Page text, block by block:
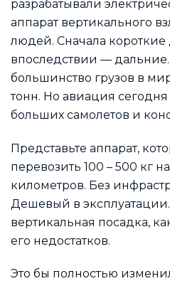
разрабатывали
аппарат вертикального
людей. Сначала
впоследствии —
большинство грузов в
тонн. Но авиация сегодня
больших самолетов и
Представьте аппарат,
перевозить 100 – 500 кг
километров. Без
Дешевый в
вертикальная посадка,
его недостатков.
Это бы полностью